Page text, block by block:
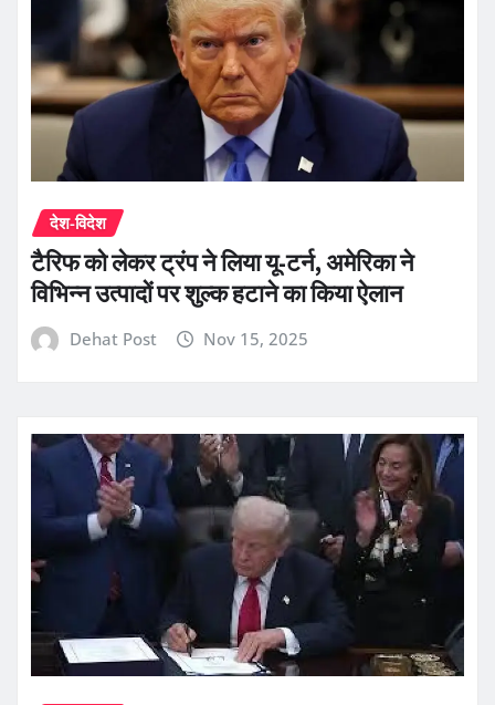
देश-विदेश
टैरिफ को लेकर ट्रंप ने लिया यू-टर्न, अमेरिका ने
विभिन्न उत्पादों पर शुल्क हटाने का किया ऐलान
Dehat Post Nov 15, 2025